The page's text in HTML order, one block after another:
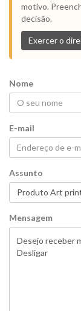
motivo.
decisão.
Exercer o
Nome
E-mail
Assunto
Mensagem